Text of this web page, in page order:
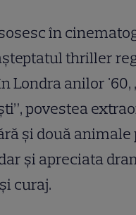
în
thriller
Londra anilor '60,
povestea
și două animale
și apreciata
curaj.